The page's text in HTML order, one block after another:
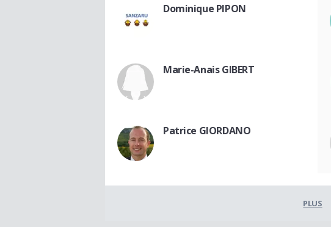
Dominique PIPON
Marie-Anais GIBERT
Patrice GIORDANO
PLUS